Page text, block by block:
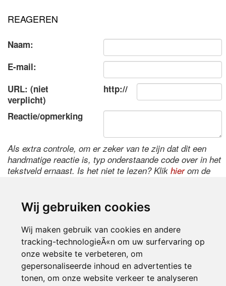
Wij gebruiken cookies
Wij maken gebruik van cookies en andere
tracking-technologieÃ«n om uw surfervaring op
onze website te verbeteren, om
gepersonaliseerde inhoud en advertenties te
tonen, om onze website verkeer te analyseren
REAGEREN
Naam:
E-mail:
URL: (niet
verplicht)
http://
Reactie/opmerking
Als extra controle, om er zeker van te zijn dat dit een
handmatige reactie is, typ onderstaande code over in het
tekstveld ernaast. Is het niet te lezen? Klik hierom de